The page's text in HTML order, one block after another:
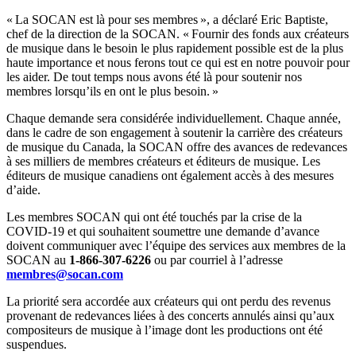
« La SOCAN est là pour ses membres », a déclaré Eric Baptiste,
chef de la direction de la SOCAN. « Fournir des fonds aux créateurs
de musique dans le besoin le plus rapidement possible est de la plus
haute importance et nous ferons tout ce qui est en notre pouvoir pour
les aider. De tout temps nous avons été là pour soutenir nos
membres lorsqu’ils en ont le plus besoin. »
Chaque demande sera considérée individuellement. Chaque année,
dans le cadre de son engagement à soutenir la carrière des créateurs
de musique du Canada, la SOCAN offre des avances de redevances
à ses milliers de membres créateurs et éditeurs de musique. Les
éditeurs de musique canadiens ont également accès à des mesures
d’aide.
Les membres SOCAN qui ont été touchés par la crise de la
COVID-19 et qui souhaitent soumettre une demande d’avance
doivent communiquer avec l’équipe des services aux membres de la
SOCAN au 1-866-307-6226 ou par courriel à l’adresse
membres@socan.com
La priorité sera accordée aux créateurs qui ont perdu des revenus
provenant de redevances liées à des concerts annulés ainsi qu’aux
compositeurs de musique à l’image dont les productions ont été
suspendues.